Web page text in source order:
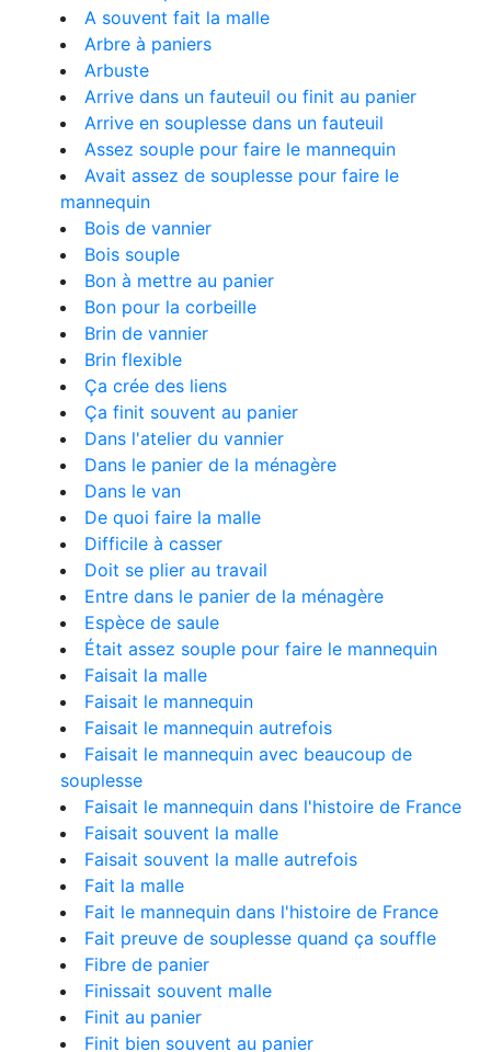
A souvent fait la malle
Arbre à paniers
Arbuste
Arrive dans un fauteuil ou finit au panier
Arrive en souplesse dans un fauteuil
Assez souple pour faire le mannequin
Avait assez de souplesse pour faire le
mannequin
Bois de vannier
Bois souple
Bon à mettre au panier
Bon pour la corbeille
Brin de vannier
Brin flexible
Ça crée des liens
Ça finit souvent au panier
Dans l'atelier du vannier
Dans le panier de la ménagère
Dans le van
De quoi faire la malle
Difficile à casser
Doit se plier au travail
Entre dans le panier de la ménagère
Espèce de saule
Était assez souple pour faire le mannequin
Faisait la malle
Faisait le mannequin
Faisait le mannequin autrefois
Faisait le mannequin avec beaucoup de
souplesse
Faisait le mannequin dans l'histoire de France
Faisait souvent la malle
Faisait souvent la malle autrefois
Fait la malle
Fait le mannequin dans l'histoire de France
Fait preuve de souplesse quand ça souffle
Fibre de panier
Finissait souvent malle
Finit au panier
Finit bien souvent au panier